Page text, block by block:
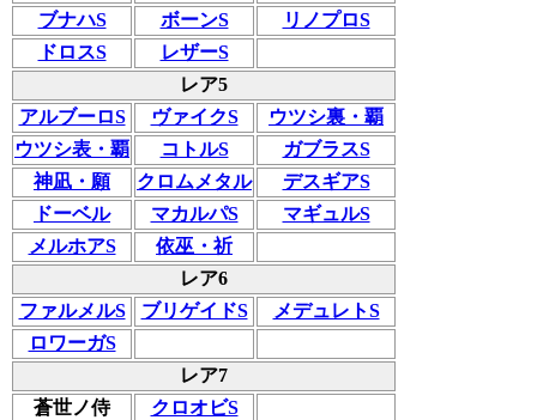
ブナハS
ボーンS
リノプロS
ドロスS
レザーS
レア5
アルブーロS
ヴァイクS
ウツシ裏・覇
ウツシ表・覇
コトルS
ガブラスS
神凪・願
クロムメタル
デスギアS
ドーベル
マカルパS
マギュルS
メルホアS
依巫・祈
レア6
ファルメルS
ブリゲイドS
メデュレトS
ロワーガS
レア7
蒼世ノ侍
クロオビS